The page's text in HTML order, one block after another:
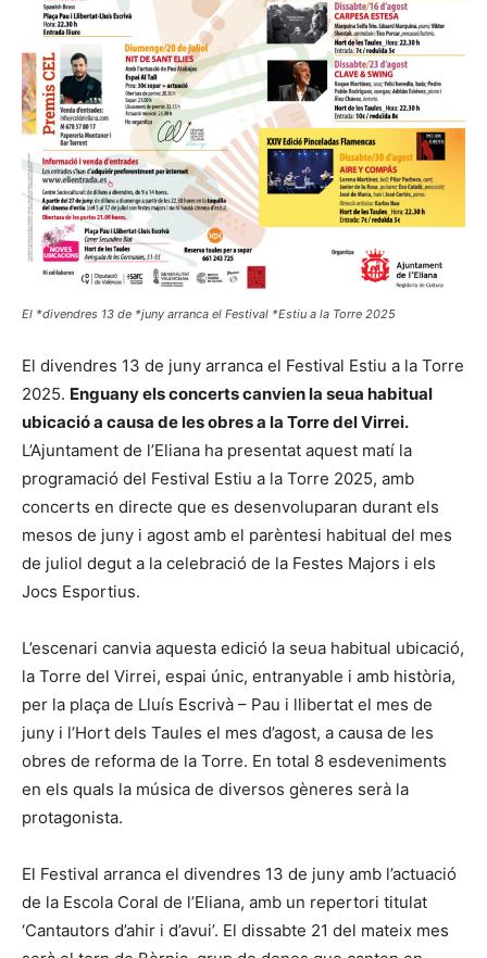
El *divendres 13 de *juny arranca el Festival *Estiu a la Torre 2025
El divendres 13 de juny arranca el Festival Estiu a la Torre
2025. Enguany els concerts canvien la seua habitual
ubicació a causa de les obres a la Torre del Virrei.
L’Ajuntament de l’Eliana ha presentat aquest matí la
programació del Festival Estiu a la Torre 2025, amb
concerts en directe que es desenvoluparan durant els
mesos de juny i agost amb el parèntesi habitual del mes
de juliol degut a la celebració de la Festes Majors i els
Jocs Esportius.
L’escenari canvia aquesta edició la seua habitual ubicació,
la Torre del Virrei, espai únic, entranyable i amb història,
per la plaça de Lluís Escrivà – Pau i llibertat el mes de
juny i l’Hort dels Taules el mes d’agost, a causa de les
obres de reforma de la Torre. En total 8 esdeveniments
en els quals la música de diversos gèneres serà la
protagonista.
El Festival arranca el divendres 13 de juny amb l’actuació
de la Escola Coral de l’Eliana, amb un repertori titulat
‘Cantautors d’ahir i d’avui’. El dissabte 21 del mateix mes